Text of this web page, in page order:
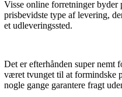
Visse online forretninger byder
prisbevidste type af levering,
et udleveringssted.
Det er efterhånden super nemt
været tvunget til at formindske
nogle gange garantere fragt